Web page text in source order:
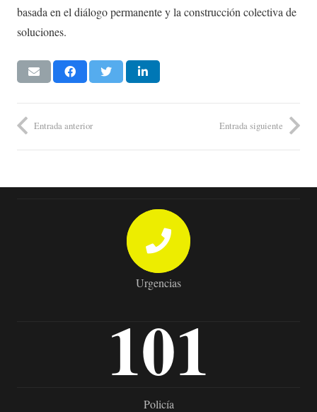
basada en el diálogo permanente y la construcción colectiva de
soluciones.
Entrada anterior Entrada siguiente
Urgencias
101
Policía